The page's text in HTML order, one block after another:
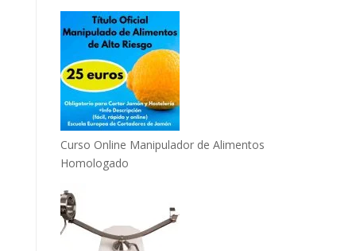
Curso Online Manipulador de Alimentos
Homologado